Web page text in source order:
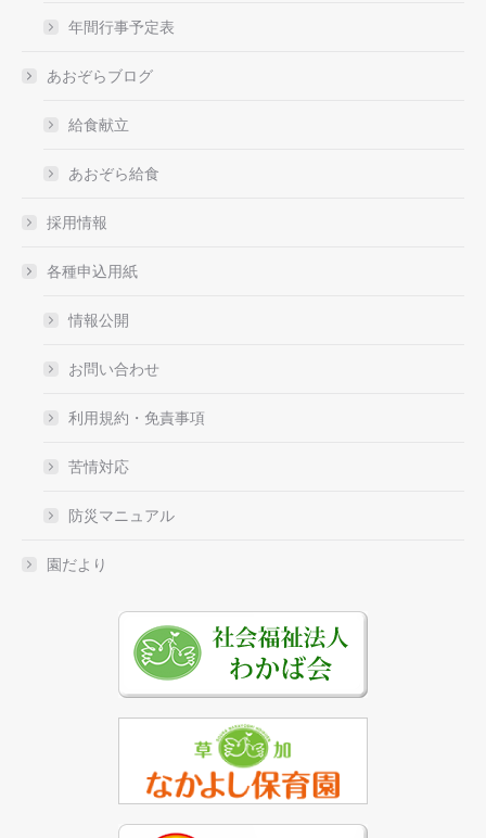
年間行事予定表
あおぞらブログ
給食献立
あおぞら給食
採用情報
各種申込用紙
情報公開
お問い合わせ
利用規約・免責事項
苦情対応
防災マニュアル
園だより